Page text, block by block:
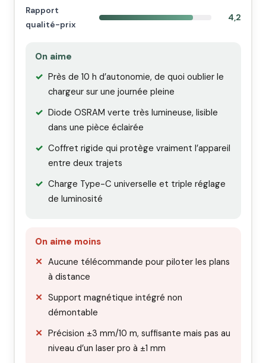
Rapport
qualité-prix
4,2
On aime
Près de 10 h d’autonomie, de quoi oublier le
chargeur sur une journée pleine
Diode OSRAM verte très lumineuse, lisible
dans une pièce éclairée
Coffret rigide qui protège vraiment l’appareil
entre deux trajets
Charge Type-C universelle et triple réglage
de luminosité
On aime moins
Aucune télécommande pour piloter les plans
à distance
Support magnétique intégré non
démontable
Précision ±3 mm/10 m, suffisante mais pas au
niveau d’un laser pro à ±1 mm